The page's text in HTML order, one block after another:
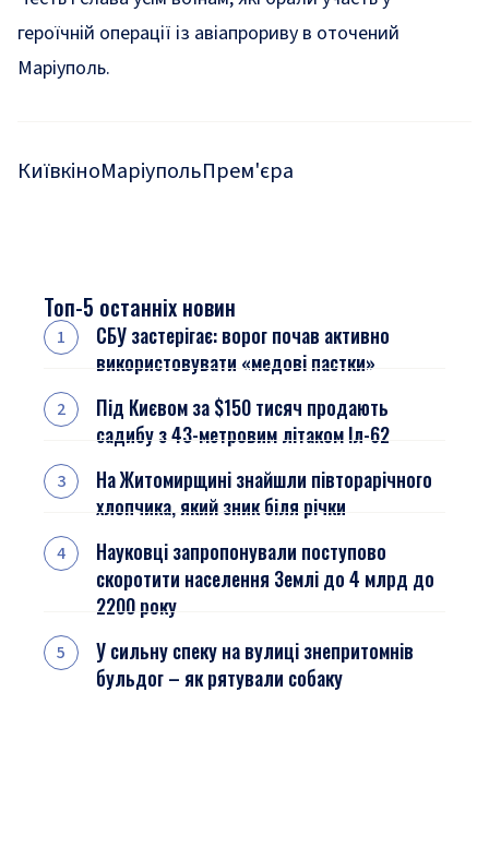
героїчній операції із авіапрориву в оточений
Маріуполь.
КиївкіноМаріупольПрем'єра
Топ-5 останніх новин
СБУ застерігає: ворог почав активно
використовувати «медові пастки»
Під Києвом за $150 тисяч продають
садибу з 43-метровим літаком Іл-62
На Житомирщині знайшли півторарічного
хлопчика, який зник біля річки
Науковці запропонували поступово
скоротити населення Землі до 4 млрд до
2200 року
У сильну спеку на вулиці знепритомнів
бульдог – як рятували собаку